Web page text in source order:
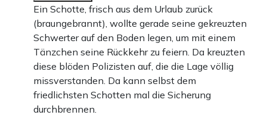
Ein Schotte, frisch aus dem Urlaub zurück
(braungebrannt), wollte gerade seine gekreuzten
Schwerter auf den Boden legen, um mit einem
Tänzchen seine Rückkehr zu feiern. Da kreuzten
diese blöden Polizisten auf, die die Lage völlig
missverstanden. Da kann selbst dem
friedlichsten Schotten mal die Sicherung
durchbrennen.